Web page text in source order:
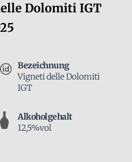
Dolomiti IGT
Bezeichnung
Vigneti delle Dolomiti
IGT
Alkoholgehalt
12,5%vol